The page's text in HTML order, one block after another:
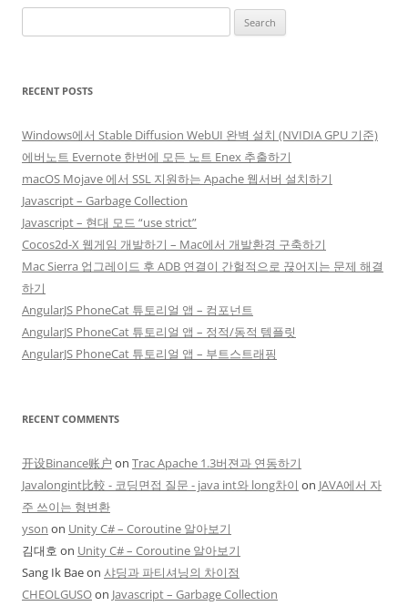
for:
RECENT POSTS
Windows에서 Stable Diffusion WebUI 완벽 설치 (NVIDIA GPU 기준)
에버노트 Evernote 한번에 모든 노트 Enex 추출하기
macOS Mojave 에서 SSL 지원하는 Apache 웹서버 설치하기
Javascript – Garbage Collection
Javascript – 현대 모드 “use strict”
Cocos2d-X 웹게임 개발하기 – Mac에서 개발환경 구축하기
Mac Sierra 업그레이드 후 ADB 연결이 간헐적으로 끊어지는 문제 해결
하기
AngularJS PhoneCat 튜토리얼 앱 – 컴포넌트
AngularJS PhoneCat 튜토리얼 앱 – 정적/동적 템플릿
AngularJS PhoneCat 튜토리얼 앱 – 부트스트래핑
RECENT COMMENTS
开设Binance账户 on Trac Apache 1.3버젼과 연동하기
Javalongint比較 - 코딩면접 질문 - java int와 long차이 on JAVA에서 자
주 쓰이는 형변환
yson on Unity C# – Coroutine 알아보기
김대호 on Unity C# – Coroutine 알아보기
Sang Ik Baeon 샤딩과 파티셔닝의 차이점
CHEOLGUSOon Javascript – Garbage Collection